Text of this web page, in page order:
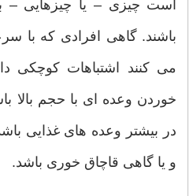
است چیزی – یا چیزهایی –
باشند. گاهی افرادی که با
می کنند اشتباهات کوچکی
خوردن وعده ای با حجم بالا
در بیشتر وعده های غذایی
و یا گاهی قاچاق خوری باشد.